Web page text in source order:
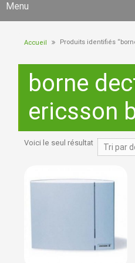
Menu
Accueil Produits identifiés
borne
ericsson
Voici le seul résultat